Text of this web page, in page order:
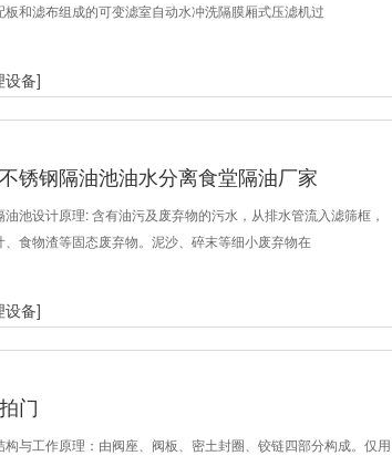
板和滤布组成的可变滤室自动水冲洗隔膜厢式压滤机过
设备]
锈钢隔油池油水分离食堂隔油厂家
油池设计原理: 含有油污及废弃物的污水，从排水管流入滤筛框，
、食物渣等固态废弃物。泥沙、碎末等细小废弃物在
设备]
门
构与工作原理：由阀座、阀板、密土封圈、铰链四部分构成。仅用